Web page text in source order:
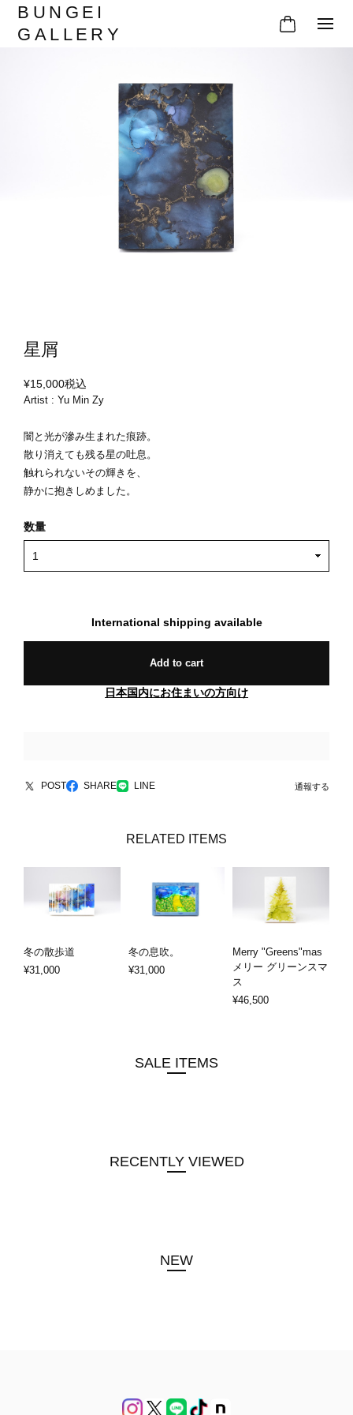
BUNGEI
GALLERY
星屑
¥15,000税込
Artist : Yu Min Zy
闇と光が滲み生まれた痕跡。
散り消えても残る星の吐息。
触れられないその輝きを、
静かに抱きしめました。
数量
International shipping available
Add to cart
日本国内にお住まいの方向け
POST SHARE LINE 通報する
RELATED ITEMS
冬の散歩道
¥31,000
冬の息吹。
¥31,000
Merry "Greens"mas
メリー グリーンスマ
ス
¥46,500
SALE ITEMS
RECENTLY VIEWED
NEW